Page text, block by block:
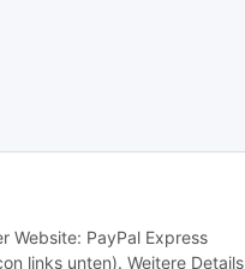
Website: PayPal Express
links unten). Weitere Details